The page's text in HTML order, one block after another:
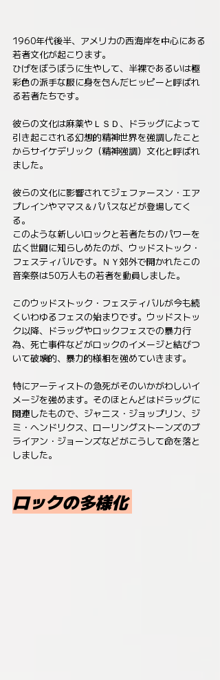
1960年代後半、アメリカの西海岸を中心にある
若者文化が起こります。
ひげをぼうぼうに生やして、半裸であるいは極
彩色の派手な服に身を包んだヒッピーと呼ばれ
る若者たちです。
彼らの文化は麻薬やＬＳＤ、ドラッグによって
引き起こされる幻想的精神世界を強調したこと
からサイケデリック（精神強調）文化と呼ばれ
ました。
彼らの文化に影響されてジェファースン・エア
プレインやママス＆パパスなどが登場してく
る。
このような新しいロックと若者たちのパワーを
広く世間に知らしめたのが、ウッドストック・
フェスティバルです。ＮＹ郊外で開かれたこの
音楽祭は50万人もの若者を動員しました。
このウッドストック・フェスティバルが今も続
くいわゆるフェスの始まりです。ウッドストッ
ク以降、ドラッグやロックフェスでの暴力行
為、死亡事件などがロックのイメージと結びつ
いて破壊的、暴力的様相を強めていきます。
特にアーティストの急死がそのいかがわしいイ
メージを強めます。そのほとんどはドラッグに
関連したもので、ジャニス・ジョップリン、ジ
ミ・ヘンドリクス、ローリングストーンズのブ
ライアン・ジョーンズなどがこうして命を落と
しました。
ロックの多様化